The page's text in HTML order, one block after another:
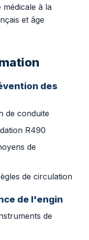
à la
et âge
des
de conduite
R490
de
de circulation
de l'engin
de